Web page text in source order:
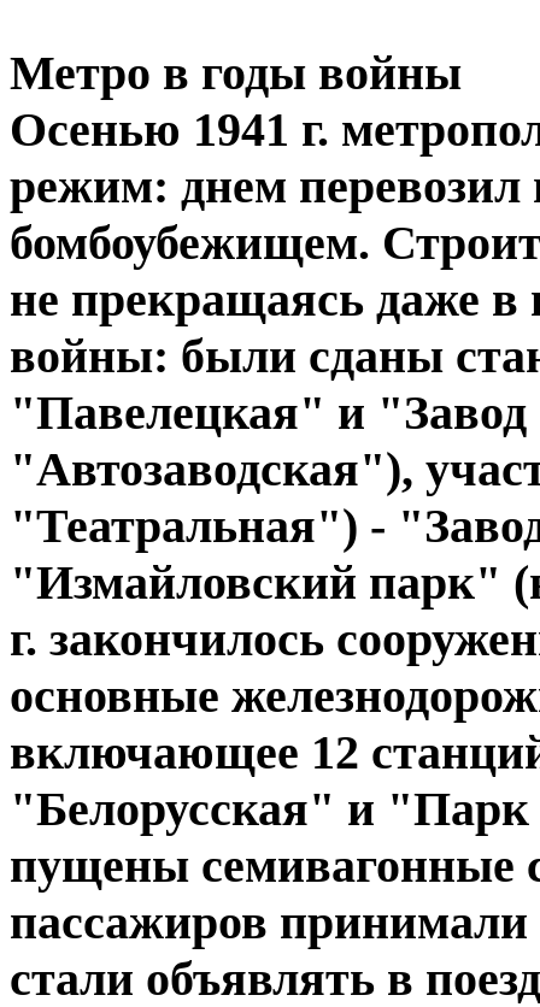
Метро в годы войны
Осенью 1941 г.
режим: днем перевозил
бомбоубежищем.
не прекращаясь даже в
войны: были сданы
"Павелецкая" и
"Автозаводская"),
"Театральная") -
"Измайловский парк"
г. закончилось
основные
включающее 12
"Белорусская" и
пущены семивагонные
пассажиров
стали объявлять в